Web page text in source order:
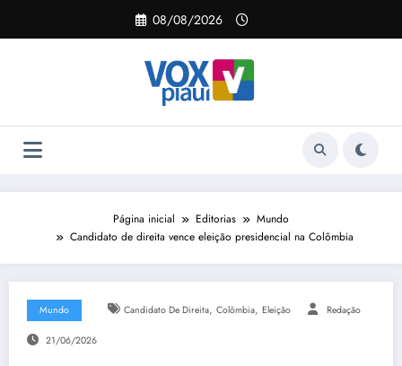
o
08/08/2026
Página inicial Editorias
Mundo
Candidato de direita vence eleição presidencial na Colômbia
Mundo Candidato De Direita, Colômbia, Eleição Redação
21/06/2026